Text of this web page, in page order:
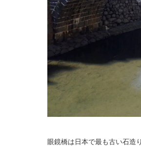
眼鏡橋は日本で最も古い石造